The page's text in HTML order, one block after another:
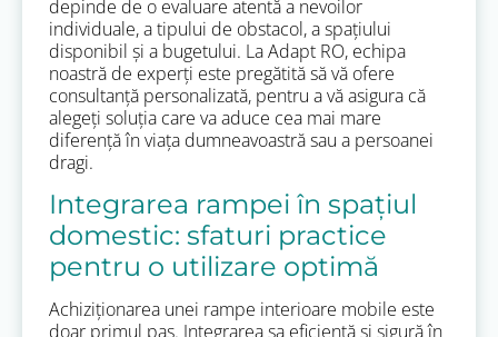
depinde de o evaluare atentă a nevoilor
individuale, a tipului de obstacol, a spațiului
disponibil și a bugetului. La Adapt RO, echipa
noastră de experți este pregătită să vă ofere
consultanță personalizată, pentru a vă asigura că
alegeți soluția care va aduce cea mai mare
diferență în viața dumneavoastră sau a persoanei
dragi.
Integrarea rampei în spațiul
domestic: sfaturi practice
pentru o utilizare optimă
Achiziționarea unei rampe interioare mobile este
doar primul pas. Integrarea sa eficientă și sigură în